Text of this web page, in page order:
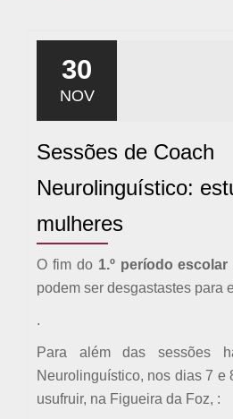
30
NOV
Sessões de Coach
Neurolinguístico:
mulheres
O fim do 1.º período escolar
podem ser desgastastes para
.
Para além das sessões
Neurolinguístico, nos dias 7 e
usufruir, na Figueira da Foz, :